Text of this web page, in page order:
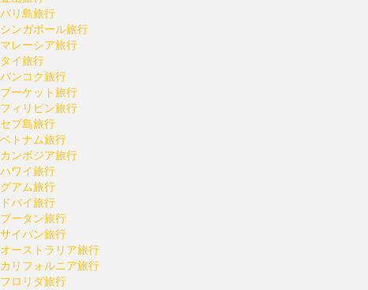
バリ島旅行
シンガポール旅行
マレーシア旅行
タイ旅行
バンコク旅行
プーケット旅行
フィリピン旅行
セブ島旅行
ベトナム旅行
カンボジア旅行
ハワイ旅行
グアム旅行
ドバイ旅行
ブータン旅行
サイパン旅行
オーストラリア旅行
カリフォルニア旅行
フロリダ旅行